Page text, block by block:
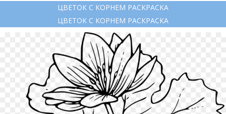
ЦВЕТОК С КОРНЕМ РАСКРАСКА
ЦВЕТОК С КОРНЕМ РАСКРАСКА